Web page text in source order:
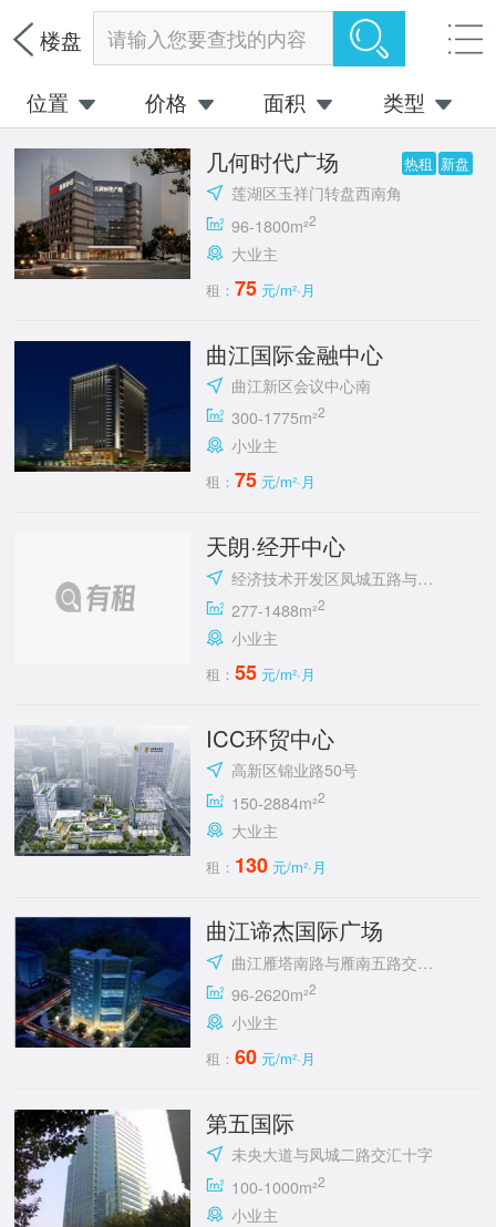
楼盘 请输入您要查找的内容
位置 价格 面积 类型
几何时代广场 热租 新盘
莲湖区玉祥门转盘西南角
96-1800m²2
大业主
租：75 元/m²·月
曲江国际金融中心
曲江新区会议中心南
300-1775m²2
小业主
租：75 元/m²·月
天朗·经开中心
经济技术开发区凤城五路与明光路十字东北角
277-1488m²2
小业主
租：55 元/m²·月
ICC环贸中心
高新区锦业路50号
150-2884m²2
大业主
租： 130 元/m²·月
曲江谛杰国际广场
曲江雁塔南路与雁南五路交汇处向西100米路南
96-2620m²2
小业主
租：60 元/m²·月
第五国际
未央大道与凤城二路交汇十字
100-1000m²2
小业主